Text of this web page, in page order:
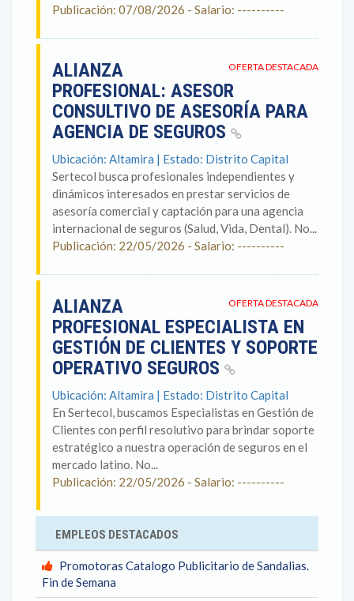
Publicación: 07/08/2026 - Salario: ----------
OFERTA DESTACADA
ALIANZA
PROFESIONAL: ASESOR
CONSULTIVO DE ASESORÍA PARA
AGENCIA DE SEGUROS
Ubicación: Altamira | Estado: Distrito Capital
Sertecol busca profesionales independientes y
dinámicos interesados en prestar servicios de
asesoría comercial y captación para una agencia
internacional de seguros (Salud, Vida, Dental). No...
Publicación: 22/05/2026 - Salario: ----------
OFERTA DESTACADA
ALIANZA
PROFESIONAL ESPECIALISTA EN
GESTIÓN DE CLIENTES Y SOPORTE
OPERATIVO SEGUROS
Ubicación: Altamira | Estado: Distrito Capital
En Sertecol, buscamos Especialistas en Gestión de
Clientes con perfil resolutivo para brindar soporte
estratégico a nuestra operación de seguros en el
mercado latino. No...
Publicación: 22/05/2026 - Salario: ----------
EMPLEOS DESTACADOS
Promotoras Catalogo Publicitario de Sandalias.
Fin de Semana